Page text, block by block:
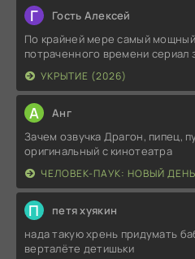
Г Гость Алексей
По крайней мере самый
потраченного времени сериал
УКРЫТИЕ (2026)
А Анг
Зачем озвучка Драгон, пипец,
оригинальный с кинотеатра
ЧЕЛОВЕК-ПАУК: НОВЫЙ
П петя хуякин
нада такую хрень придумать
верталёте детишьки